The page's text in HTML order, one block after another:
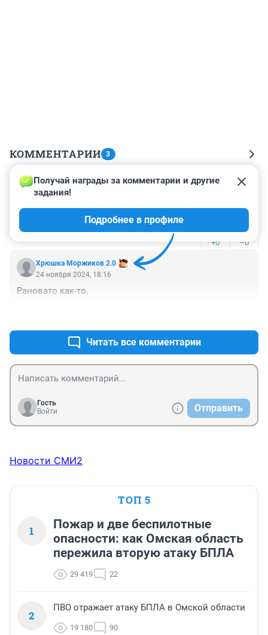
КОММЕНТАРИИ 3
Гость
24 ноября 2024, 19:47
Это не светодиодная ель, а убожество из
светодиодов и железа.
+0 –0
Хрюшка Моржиков 2.0
Получай награды за комментарии и другие
задания!
Подробнее в профиле
24 ноября 2024, 18:16
Рановато как-то.
Читать все комментарии
Гость
Войти
Отправить
Новости СМИ2
ТОП 5
1
Пожар и две беспилотные
опасности: как Омская область
пережила вторую атаку БПЛА
29 419 22
2
ПВО отражает атаку БПЛА в Омской области
19 180 90